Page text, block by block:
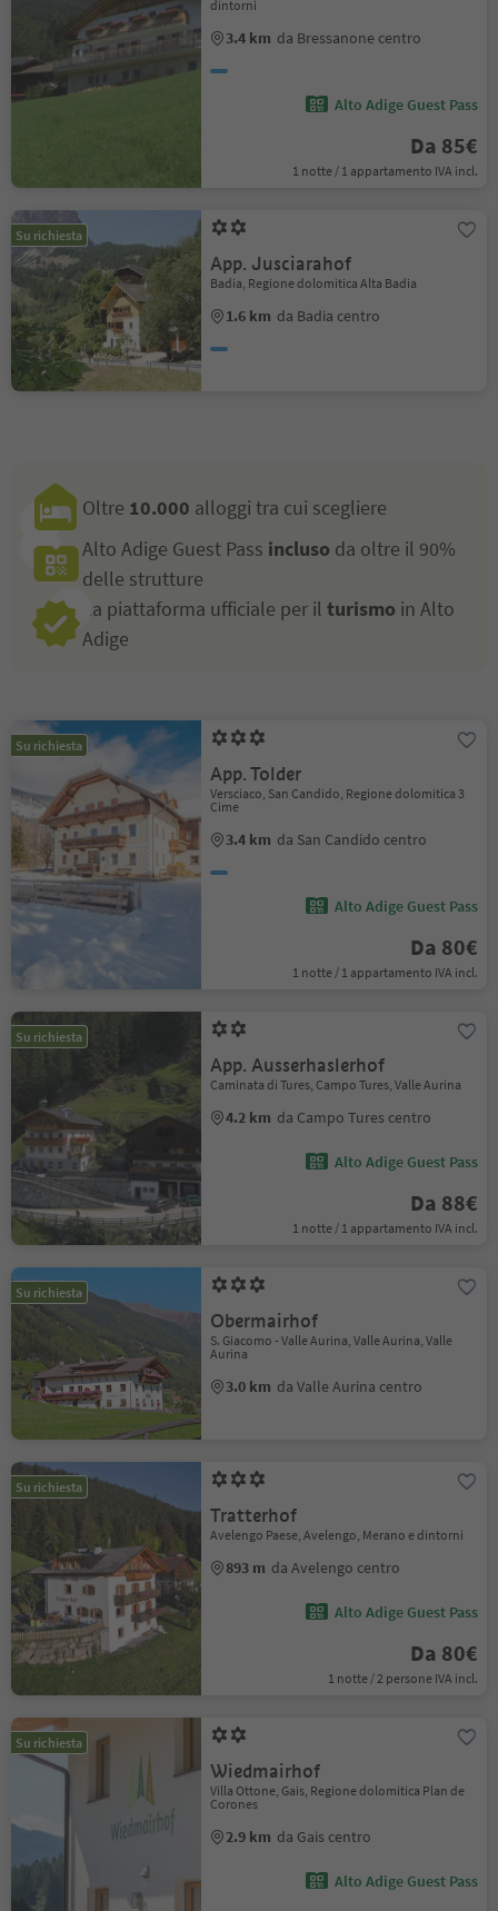
dintorni
3.4 km da Bressanone centro
Alto Adige Guest Pass
Da 85€
1 notte / 1 appartamento IVA incl.
Su richiesta
App. Jusciarahof
Badia, Regione dolomitica Alta Badia
1.6 km da Badia centro
Oltre 10.000 alloggi tra cui scegliere
Alto Adige Guest Pass incluso da oltre il 90%
delle strutture
La piattaforma ufficiale per il turismo in Alto
Adige
Su richiesta
App. Tolder
Versciaco, San Candido, Regione dolomitica 3
Cime
3.4 km da San Candido centro
Alto Adige Guest Pass
Da 80€
1 notte / 1 appartamento IVA incl.
Su richiesta
App. Ausserhaslerhof
Caminata di Tures, Campo Tures, Valle Aurina
4.2 km da Campo Tures centro
Alto Adige Guest Pass
Da 88€
1 notte / 1 appartamento IVA incl.
Su richiesta
Obermairhof
S. Giacomo - Valle Aurina, Valle Aurina, Valle
Aurina
3.0 km da Valle Aurina centro
Su richiesta
Tratterhof
Avelengo Paese, Avelengo, Merano e dintorni
893 m da Avelengo centro
Alto Adige Guest Pass
Da 80€
1 notte / 2 persone IVA incl.
Su richiesta
Wiedmairhof
Villa Ottone, Gais, Regione dolomitica Plan de
Corones
2.9 km da Gais centro
Alto Adige Guest Pass